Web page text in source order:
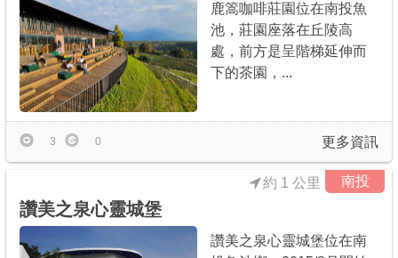
鹿篙咖啡莊園位在南投魚
池，莊園座落在丘陵高
處，前方是呈階梯延伸而
下的茶園，...
更多資訊
3 0
南投
讚美之泉心靈城堡
約 1 公里
讚美之泉心靈城堡位在南